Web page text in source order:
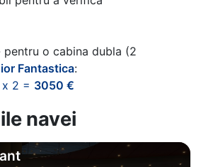
o cabina dubla (2
Fantastica:
x 2 = 3050 €
navei